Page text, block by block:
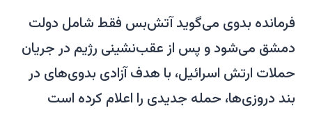
فرمانده بدوی می‌گوید آتش‌بس فقط شامل دولت
دمشق می‌شود و پس از عقب‌نشینی رژیم در جریان
حملات ارتش اسرائیل، با هدف آزادی بدوی‌های در
بند دروزی‌ها، حمله جدیدی را اعلام کرده است